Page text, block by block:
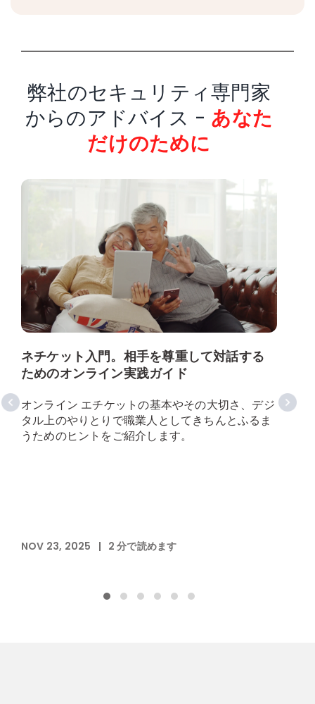
弊社のセキュリティ専門家
からのアドバイス - あなた
だけのために
ネチケット入門。相手を尊重して対話する
ためのオンライン実践ガイド
オンライン エチケットの基本やその大切さ、デジ
タル上のやりとりで職業人としてきちんとふるま
うためのヒントをご紹介します。
NOV 23, 2025 | 2 分で読めます